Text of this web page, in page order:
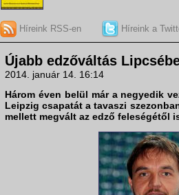
Híreink RSS-en Híreink a
Újabb edzőváltás
2014. január 14. 16:14
Három éven belül már a negyedik
Leipzig csapatát a tavaszi
mellett megvált az edző feleségétől